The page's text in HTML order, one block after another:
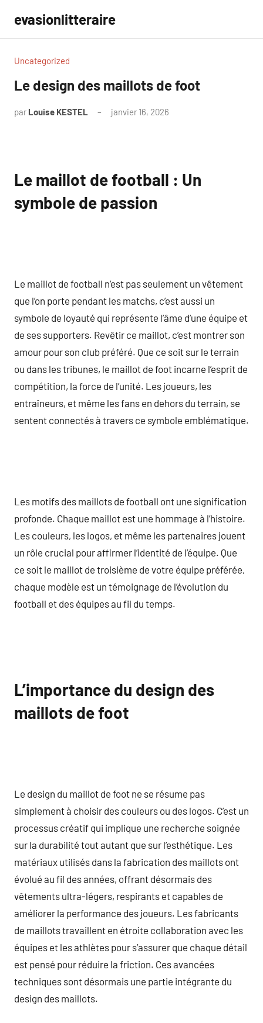
contenu
evasionlitteraire
Uncategorized
Le design des maillots de foot
par Louise KESTEL janvier 16, 2026
Le maillot de football : Un
symbole de passion
Le maillot de football n’est pas seulement un vêtement
que l’on porte pendant les matchs, c’est aussi un
symbole de loyauté qui représente l’âme d’une équipe et
de ses supporters. Revêtir ce maillot, c’est montrer son
amour pour son club préféré. Que ce soit sur le terrain
ou dans les tribunes, le maillot de foot incarne l’esprit de
compétition, la force de l’unité. Les joueurs, les
entraîneurs, et même les fans en dehors du terrain, se
sentent connectés à travers ce symbole emblématique.
Les motifs des maillots de football ont une signification
profonde. Chaque maillot est une hommage à l’histoire.
Les couleurs, les logos, et même les partenaires jouent
un rôle crucial pour affirmer l’identité de l’équipe. Que
ce soit le maillot de troisième de votre équipe préférée,
chaque modèle est un témoignage de l’évolution du
football et des équipes au fil du temps.
L’importance du design des
maillots de foot
Le design du maillot de foot ne se résume pas
simplement à choisir des couleurs ou des logos. C’est un
processus créatif qui implique une recherche soignée
sur la durabilité tout autant que sur l’esthétique. Les
matériaux utilisés dans la fabrication des maillots ont
évolué au fil des années, offrant désormais des
vêtements ultra-légers, respirants et capables de
améliorer la performance des joueurs. Les fabricants
de maillots travaillent en étroite collaboration avec les
équipes et les athlètes pour s’assurer que chaque détail
est pensé pour réduire la friction. Ces avancées
techniques sont désormais une partie intégrante du
design des maillots.